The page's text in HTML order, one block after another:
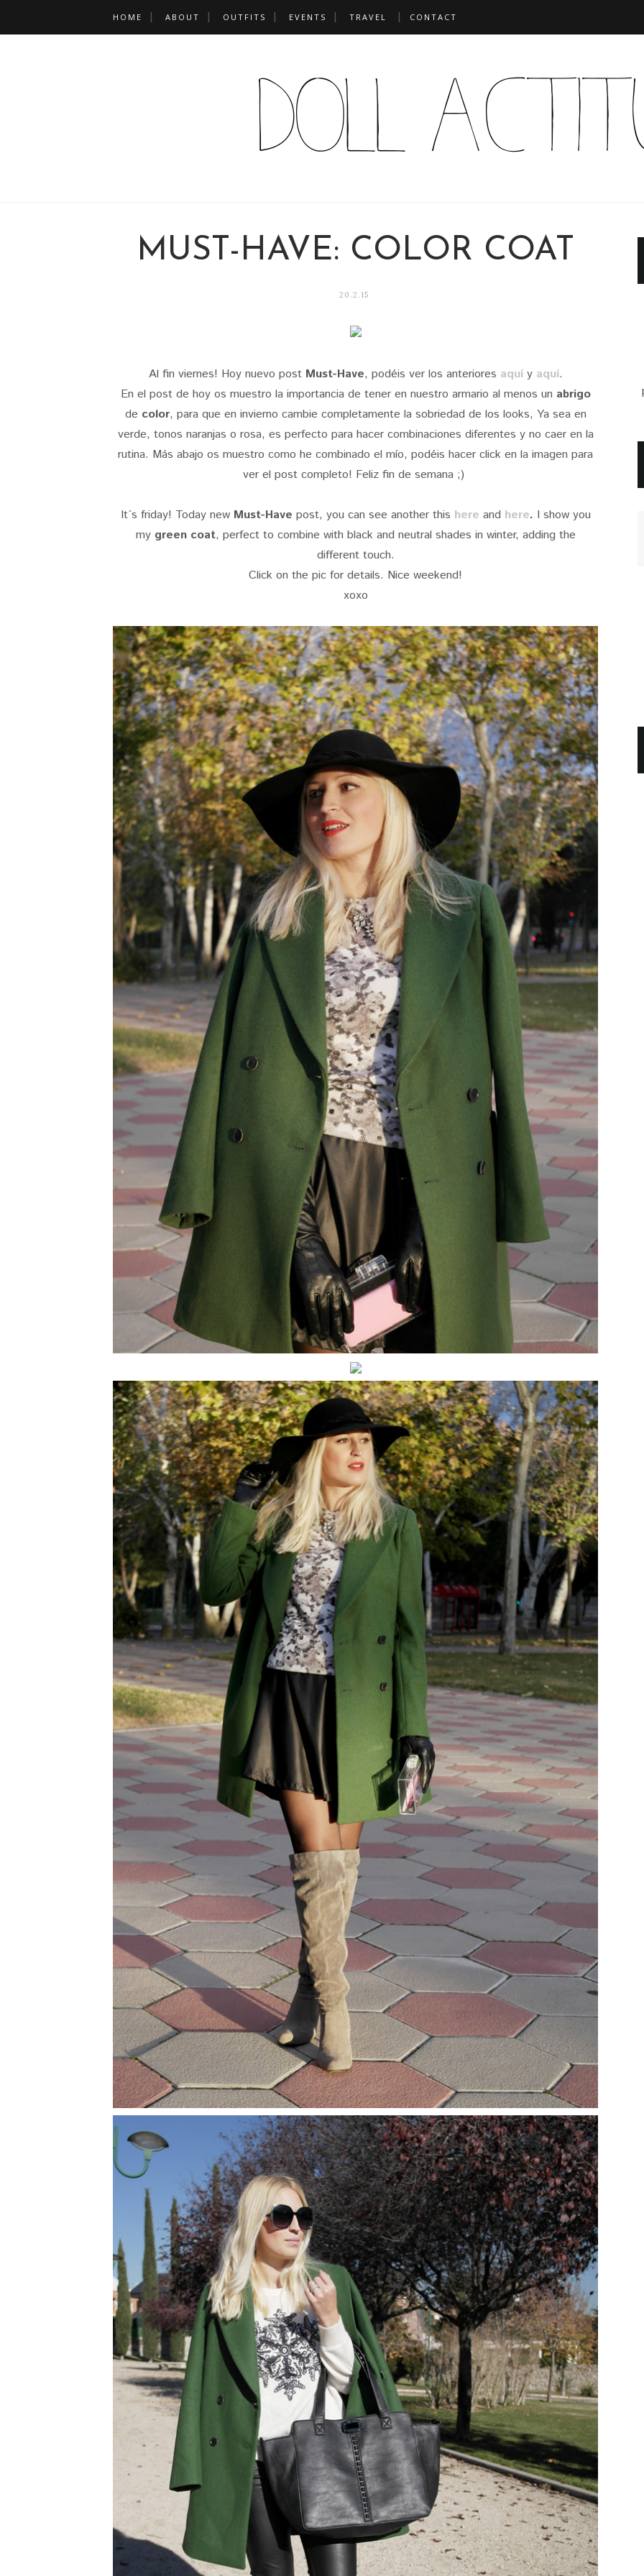
HOME ABOUT OUTFITS EVENTS TRAVEL CONTACT
MUST-HAVE: COLOR COAT
20.2.15
Al fin viernes! Hoy nuevo post Must-Have, podéis ver los anteriores aquíy aquí.
En el post de hoy os muestro la importancia de tener en nuestro armario al menos un abrigo
de color, para que en invierno cambie completamente la sobriedad de los looks, Ya sea en
verde, tonos naranjas o rosa, es perfecto para hacer combinaciones diferentes y no caer en la
rutina. Más abajo os muestro como he combinado el mío, podéis hacer click en la imagen para
ver el post completo! Feliz fin de semana ;)
It´s friday! Today new Must-Have post, you can see another this here and here. I show you
my green coat, perfect to combine with black and neutral shades in winter, adding the
different touch.
Click on the pic for details. Nice weekend!
xoxo